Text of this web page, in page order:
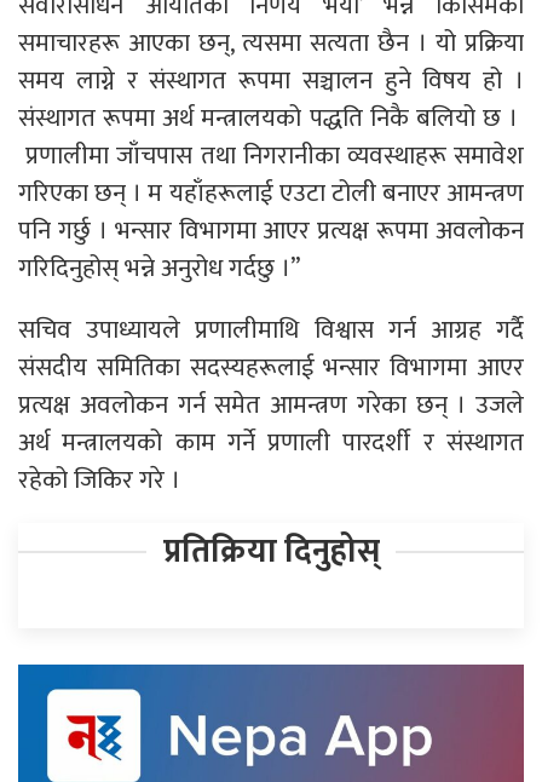
समाचारहरू आएका छन्, त्यसमा सत्यता छैन । यो प्रक्रिया
समय लाग्ने र संस्थागत रूपमा सञ्चालन हुने विषय हो ।
संस्थागत रूपमा अर्थ मन्त्रालयको पद्धति निकै बलियो छ ।
प्रणालीमा जाँचपास तथा निगरानीका व्यवस्थाहरू समावेश
गरिएका छन् । म यहाँहरूलाई एउटा टोली बनाएर आमन्त्रण
पनि गर्छु । भन्सार विभागमा आएर प्रत्यक्ष रूपमा अवलोकन
गरिदिनुहोस् भन्ने अनुरोध गर्दछु ।”
सचिव उपाध्यायले प्रणालीमाथि विश्वास गर्न आग्रह गर्दै
संसदीय समितिका सदस्यहरूलाई भन्सार विभागमा आएर
प्रत्यक्ष अवलोकन गर्न समेत आमन्त्रण गरेका छन् । उजले
अर्थ मन्त्रालयको काम गर्ने प्रणाली पारदर्शी र संस्थागत
रहेको जिकिर गरे ।
प्रतिक्रिया दिनुहोस्